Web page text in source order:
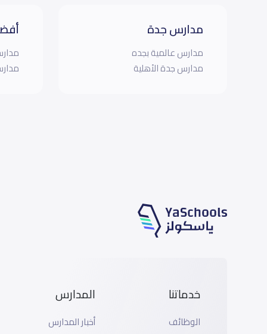
مدارس جدة
مدارس عالمية بجده
مدارس جدة الأهلية
خدماتنا
الوظائف
المدارس
أخبار المدارس